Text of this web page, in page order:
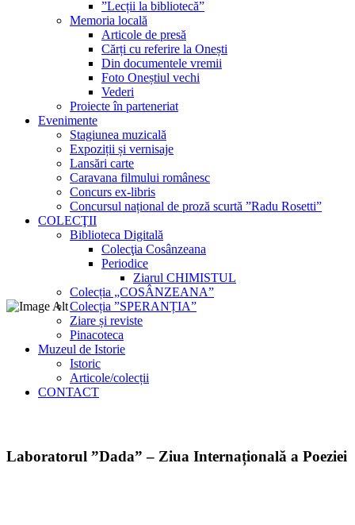
”Lecții la bibliotecă”
Memoria locală
Articole de presă
Cărți cu referire la Onești
Din documentele vremii
Foto Oneștiul vechi
Vederi
Proiecte în parteneriat
Evenimente
Stagiunea muzicală
Expoziții și vernisaje
Lansări carte
Caravana filmului românesc
Concurs ex-libris
Concursul național de proză scurtă ”Radu Rosetti”
COLECŢII
Biblioteca Digitală
Colecţia Cosânzeana
Periodice
Ziarul CHIMISTUL
Colecția „COSÂNZEANA”
Colecția ”SPERANȚIA”
Ziare și reviste
Pinacoteca
Muzeul de Istorie
Istoric
Articole/colecții
CONTACT
Laboratorul ”Dada” – Ziua Internațională a Poeziei